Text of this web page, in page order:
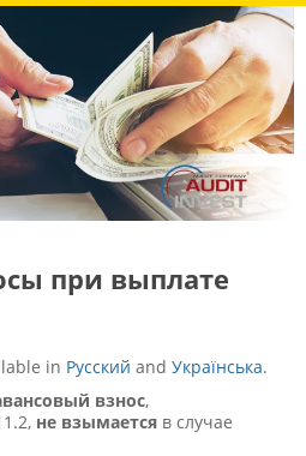
при выплате
in Русский and Українська.
взнос,
1 .2, не взымается в случае